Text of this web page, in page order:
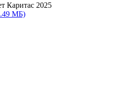
Каритас 2025
МБ)